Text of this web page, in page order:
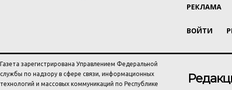
РЕКЛАМА
ВОЙТИ
Газета зарегистрирована Управлением Федеральной
службы по надзору в сфере связи, информационных
технологий и массовых коммуникаций по Республике